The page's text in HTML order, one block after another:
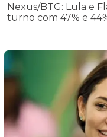
Nexus/BTG: Lula e
turno com 47% e